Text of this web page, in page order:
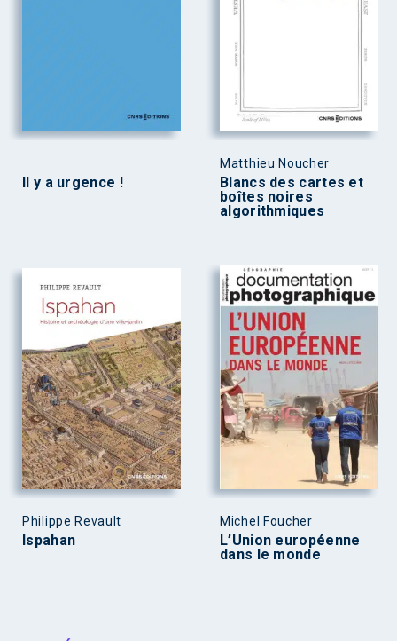
Il y a urgence !
Matthieu Noucher
Blancs des cartes et
boîtes noires
algorithmiques
Philippe Revault
Ispahan
Michel Foucher
L’Union européenne
dans le monde